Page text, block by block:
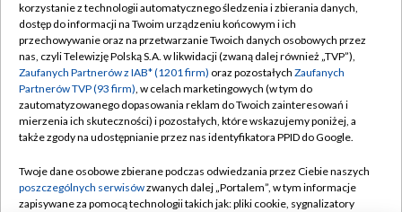
TVP
Abonament TVP
Sklep TVP
Biuro Reklamy
Oferta Handlowa
Emisja w TVP
Regulamin TVP
Polityka prywatności
Moje zgody
Biuro reklamy
korzystanie z technologii automatycznego śledzenia i zbierania danych,
dostęp do informacji na Twoim urządzeniu końcowym i ich
przechowywanie oraz na przetwarzanie Twoich danych osobowych przez
nas, czyli Telewizję Polską S.A. w likwidacji (zwaną dalej również „TVP”),
Zaufanych Partnerów z IAB* (1201 firm) oraz pozostałych Zaufanych
Partnerów TVP (93 firm), w celach marketingowych (w tym do
zautomatyzowanego dopasowania reklam do Twoich zainteresowań i
mierzenia ich skuteczności) i pozostałych, które wskazujemy poniżej, a
także zgody na udostępnianie przez nas identyfikatora PPID do Google.
Twoje dane osobowe zbierane podczas odwiedzania przez Ciebie naszych
poszczególnych serwisówzwanych dalej „Portalem”, w tym informacje
zapisywane za pomocą technologii takich jak: pliki cookie, sygnalizatory